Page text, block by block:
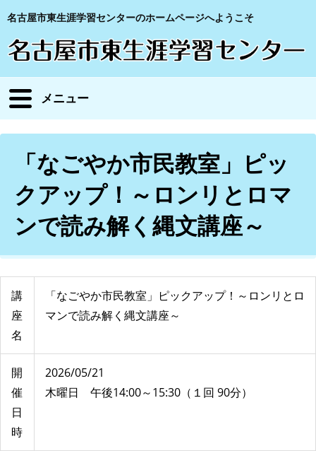
名古屋市東生涯学習センターのホームページへようこそ
メニュー
「なごやか市民教室」ピッ
クアップ！～ロンリとロマ
ンで読み解く縄文講座～
講
座
名
「なごやか市民教室」ピックアップ！～ロンリとロ
マンで読み解く縄文講座～
開
催
日
時
2026/05/21
木曜日 午後14:00～15:30（１回 90分）